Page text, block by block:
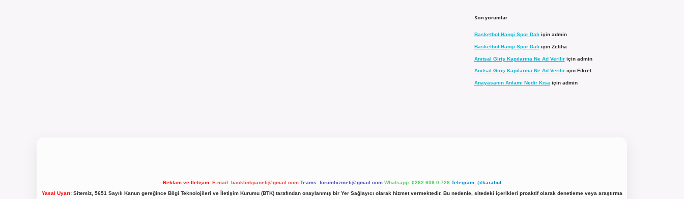
Son yorumlar
Basketbol Hangi Spor Dalı için admin
Basketbol Hangi Spor Dalı için Zeliha
Anıtsal Giriş Kapılarına Ne Ad Veriliriçin admin
Anıtsal Giriş Kapılarına Ne Ad Veriliriçin Fikret
Anayasanın Anlamı Nedir Kısa için admin
Reklam ve İletişim: E-mail: backlinkpaneli@gmail.com Teams: forumhizmeti@gmail.com Whatsapp: 0262 606 0 726 Telegram: @karabul
Yasal Uyarı:Sitemiz, 5651 Sayılı Kanun gereğince Bilgi Teknolojileri ve İletişim Kurumu (BTK) tarafından onaylanmış bir Yer Sağlayıcı olarak hizmet vermektedir. Bu nedenle, sitedeki içerikleri proaktif olarak denetleme veya araştırma